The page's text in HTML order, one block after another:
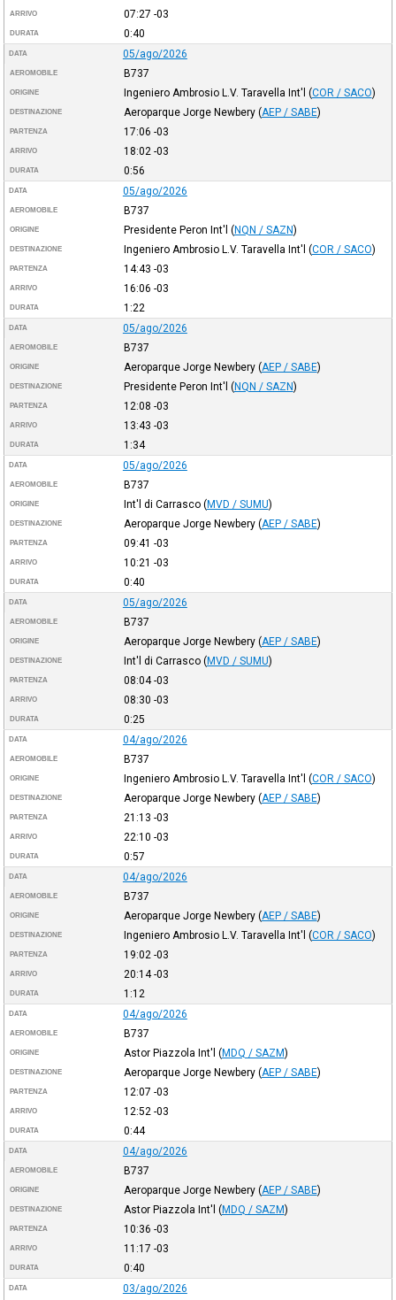
ARRIVO 07:27 -03
DURATA 0:40
DATA 05/ago/2026
AEROMOBILE B737
ORIGINE Ingeniero Ambrosio L.V. Taravella Int'l (COR / SACO)
DESTINAZIONE Aeroparque Jorge Newbery (AEP / SABE)
PARTENZA 17:06 -03
ARRIVO 18:02 -03
DURATA 0:56
DATA 05/ago/2026
AEROMOBILE B737
ORIGINE Presidente Peron Int'l (NQN / SAZN)
DESTINAZIONE Ingeniero Ambrosio L.V. Taravella Int'l (COR / SACO)
PARTENZA 14:43 -03
ARRIVO 16:06 -03
DURATA 1:22
DATA 05/ago/2026
AEROMOBILE B737
ORIGINE Aeroparque Jorge Newbery (AEP / SABE)
DESTINAZIONE Presidente Peron Int'l (NQN / SAZN)
PARTENZA 12:08 -03
ARRIVO 13:43 -03
DURATA 1:34
DATA 05/ago/2026
AEROMOBILE B737
ORIGINE Int'l di Carrasco (MVD / SUMU)
DESTINAZIONE Aeroparque Jorge Newbery (AEP / SABE)
PARTENZA 09:41 -03
ARRIVO 10:21 -03
DURATA 0:40
DATA 05/ago/2026
AEROMOBILE B737
ORIGINE Aeroparque Jorge Newbery (AEP / SABE)
DESTINAZIONE Int'l di Carrasco (MVD / SUMU)
PARTENZA 08:04-03
ARRIVO 08:30 -03
DURATA 0:25
DATA 04/ago/2026
AEROMOBILE B737
ORIGINE Ingeniero Ambrosio L.V. Taravella Int'l (COR / SACO)
DESTINAZIONE Aeroparque Jorge Newbery (AEP / SABE)
PARTENZA 21:13 -03
ARRIVO 22:10 -03
DURATA 0:57
DATA 04/ago/2026
AEROMOBILE B737
ORIGINE Aeroparque Jorge Newbery (AEP / SABE)
DESTINAZIONE Ingeniero Ambrosio L.V. Taravella Int'l (COR / SACO)
PARTENZA 19:02 -03
ARRIVO 20:14-03
DURATA 1:12
DATA 04/ago/2026
AEROMOBILE B737
ORIGINE Astor Piazzola Int'l (MDQ / SAZM)
DESTINAZIONE Aeroparque Jorge Newbery (AEP / SABE)
PARTENZA 12:07 -03
ARRIVO 12:52 -03
DURATA 0:44
DATA 04/ago/2026
AEROMOBILE B737
ORIGINE Aeroparque Jorge Newbery (AEP / SABE)
DESTINAZIONE Astor Piazzola Int'l (MDQ / SAZM)
PARTENZA 10:36 -03
ARRIVO 11:17 -03
DURATA 0:40
DATA 03/ago/2026